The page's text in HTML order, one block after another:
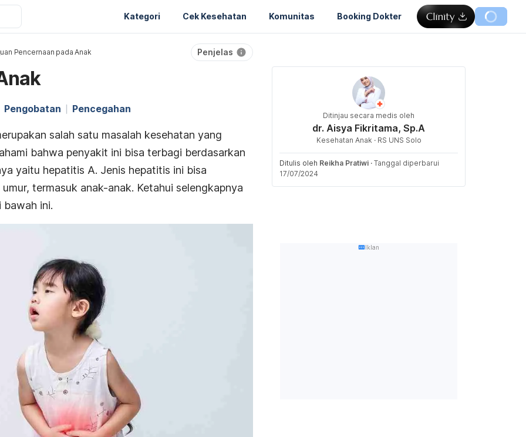
Kategori Cek Kesehatan Komunitas Booking Dokter
Pencernaan pada Anak Penjelas
Pengobatan Pencegahan
salah satu masalah kesehatan yang
bahwa penyakit ini bisa terbagi berdasarkan
yaitu hepatitis A. Jenis hepatitis ini bisa
termasuk anak-anak. Ketahui selengkapnya
bawah ini.
Ditinjau secara medis oleh
dr. Aisya Fikritama, Sp.A
Kesehatan Anak · RS UNS Solo
Ditulis oleh Reikha Pratiwi · Tanggal diperbarui
17/07/2024
Iklan